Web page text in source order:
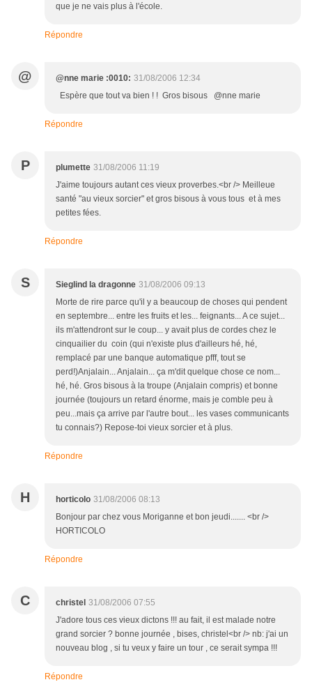
que je ne vais plus à l'école.
Répondre
@ @nne marie :0010: 31/08/2006 12:34
Espère que tout va bien ! ! Gros bisous @nne marie
Répondre
P plumette 31/08/2006 11:19
J'aime toujours autant ces vieux proverbes.<br /> Meilleue
santé "au vieux sorcier" et gros bisous à vous tous et à mes
petites fées.
Répondre
S Sieglind la dragonne 31/08/2006 09:13
Morte de rire parce qu'il y a beaucoup de choses qui pendent
en septembre... entre les fruits et les... feignants... A ce sujet...
ils m'attendront sur le coup... y avait plus de cordes chez le
cinquailier du coin (qui n'existe plus d'ailleurs hé, hé,
remplacé par une banque automatique pfff, tout se
perd!)Anjalain... Anjalain... ça m'dit quelque chose ce nom...
hé, hé. Gros bisous à la troupe (Anjalain compris) et bonne
journée (toujours un retard énorme, mais je comble peu à
peu...mais ça arrive par l'autre bout... les vases communicants
tu connais?) Repose-toi vieux sorcier et à plus.
Répondre
H horticolo 31/08/2006 08:13
Bonjour par chez vous Moriganne et bon jeudi....... <br />
HORTICOLO
Répondre
C christel 31/08/2006 07:55
J'adore tous ces vieux dictons !!! au fait, il est malade notre
grand sorcier ? bonne journée , bises, christel<br /> nb: j'ai un
nouveau blog , si tu veux y faire un tour , ce serait sympa !!!
Répondre